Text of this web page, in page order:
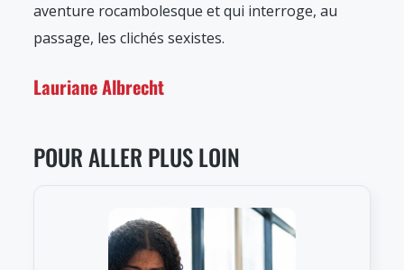
aventure rocambolesque et qui interroge, au
passage, les clichés sexistes.
Lauriane Albrecht
POUR ALLER PLUS LOIN